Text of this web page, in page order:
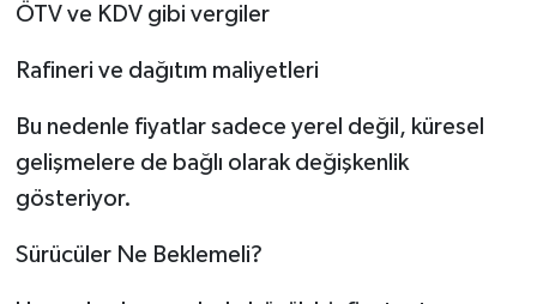
ÖTV ve KDV gibi vergiler
Rafineri ve dağıtım maliyetleri
Bu nedenle fiyatlar sadece yerel değil, küresel
gelişmelere de bağlı olarak değişkenlik
gösteriyor.
Sürücüler Ne Beklemeli?